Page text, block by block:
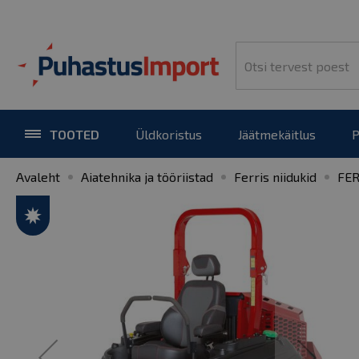
TOOTED Üldkoristus Jäätmekäitlus
Avaleht Aiatehnika ja tööriistad Ferris niidukid
to
the